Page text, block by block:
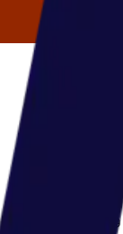
می‌شود و مدیر
ساختار